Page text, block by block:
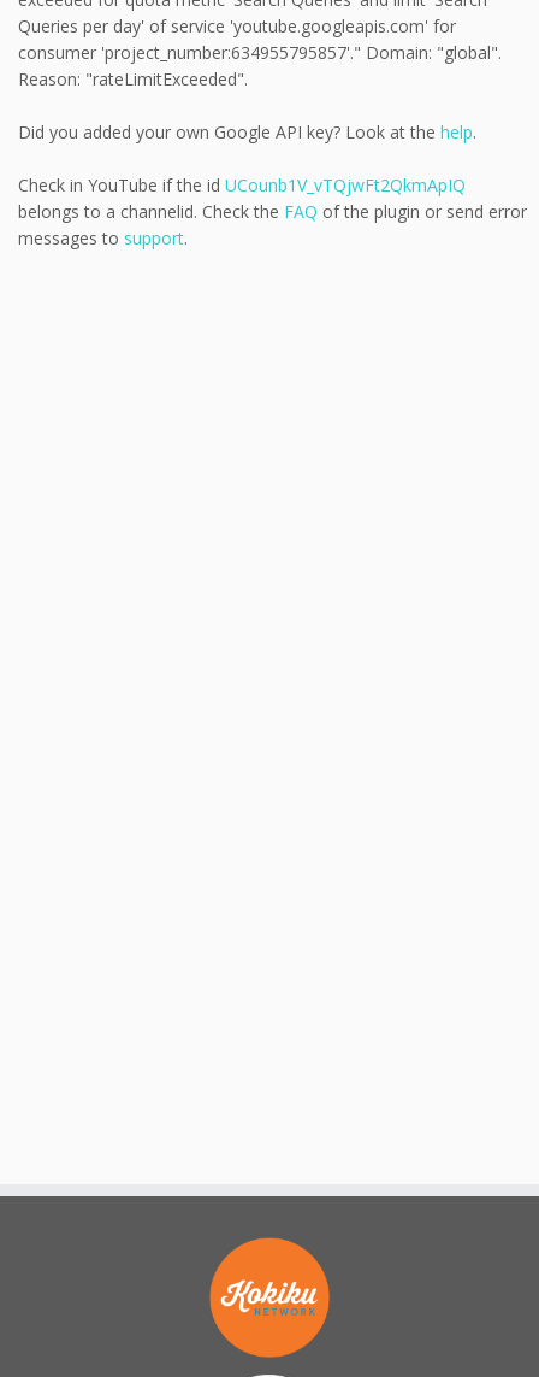
Queries per day' of service 'youtube.googleapis.com' for
consumer 'project_number:634955795857'." Domain: "global".
Reason: "rateLimitExceeded".
Did you added your own Google API key? Look at the help.
Check in YouTube if the id UCounb1V_vTQjwFt2QkmApIQ
belongs to a channelid. Check the FAQ of the plugin or send error
messages to support.